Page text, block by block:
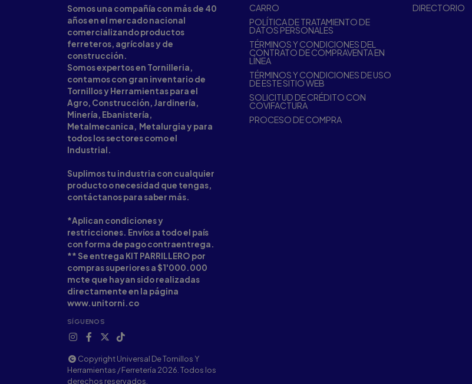
Somos una compañía con más de 40
años en el mercado nacional
comercializando productos
ferreteros, agrícolas y de
construcción.
Somos expertos en Tornilleria,
contamos con gran inventario de
Tornillos y Herramientas para el
Agro, Construcción, Jardinería,
Minería, Ebanistería,
Metalmecanica, Metalurgia y para
todos los sectores como el
Industrial.
Suplimos tu industria con cualquier
producto o necesidad que tengas,
contáctanos para saber más.
*Aplican condiciones y
restricciones. Envíos a todo el país
con forma de pago contraentrega.
** Se entrega KIT PARRILLERO por
compras superiores a $1'000.000
mcte que hayan sido realizadas
directamente en la página
www.unitorni.co
SÍGUENOS
Copyright Universal De Tornillos Y
Herramientas / Ferretería 2026. Todos los
derechos reservados.
CARRO
POLÍTICA DE TRATAMIENTO DE
DATOS PERSONALES
TÉRMINOS Y CONDICIONES DEL
CONTRATO DE COMPRAVENTA EN
LÍNEA
TÉRMINOS Y CONDICIONES DE USO
DE ESTE SITIO WEB
SOLICITUD DE CRÉDITO CON
COVIFACTURA
PROCESO DE COMPRA
DIRECTORIO